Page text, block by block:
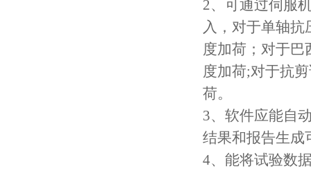
2、可通过伺服
入，对于单轴抗
度加荷；对于巴
度加荷;对于抗
荷。
3、软件应能自
结果和报告生成
4、能将试验数